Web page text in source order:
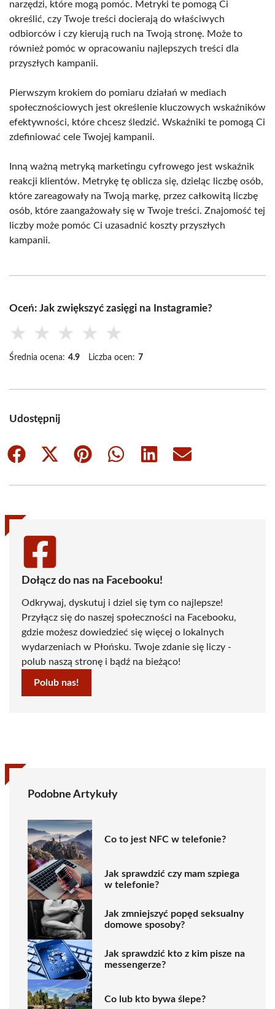
narzędzi, które mogą pomóc. Metryki te pomogą Ci
określić, czy Twoje treści docierają do właściwych
odbiorców i czy kierują ruch na Twoją stronę. Może to
również pomóc w opracowaniu najlepszych treści dla
przyszłych kampanii.
Pierwszym krokiem do pomiaru działań w mediach
społecznościowych jest określenie kluczowych wskaźników
efektywności, które chcesz śledzić. Wskaźniki te pomogą Ci
zdefiniować cele Twojej kampanii.
Inną ważną metryką marketingu cyfrowego jest wskaźnik
reakcji klientów. Metrykę tę oblicza się, dzieląc liczbę osób,
które zareagowały na Twoją markę, przez całkowitą liczbę
osób, które zaangażowały się w Twoje treści. Znajomość tej
liczby może pomóc Ci uzasadnić koszty przyszłych
kampanii.
Oceń: Jak zwiększyć zasięgi na Instagramie?
★ ★ ★ ★ ★
Średnia ocena: 4.9 Liczba ocen: 7
Udostępnij
Share
Share
(Twitter)
Share
Share
Share
Share
Dołącz do nas na Facebooku!
Odkrywaj, dyskutuj i dziel się tym co najlepsze!
Przyłącz się do naszej społeczności na Facebooku,
gdzie możesz dowiedzieć się więcej o lokalnych
wydarzeniach w Płońsku. Twoje zdanie się liczy -
polub naszą stronę i bądź na bieżąco!
Polub nas!
Podobne Artykuły
Co to jest NFC w telefonie?
Jak sprawdzić czy mam szpiega
w telefonie?
Jak zmniejszyć popęd seksualny
domowe sposoby?
Jak sprawdzić kto z kim pisze na
messengerze?
Co lub kto bywa ślepe?